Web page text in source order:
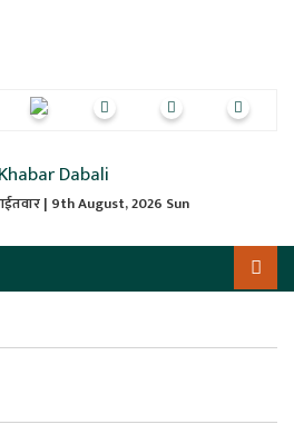
| 9th August, 2026 Sun